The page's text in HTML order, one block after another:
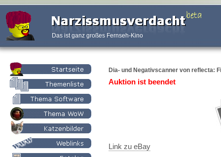
Das ist ganz großes Fernseh-Kino
Dia- und Negativscanner von reflecta:
Auktion ist beendet
Link zu eBay